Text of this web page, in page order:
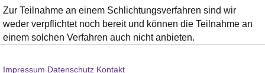
Zur Teilnahme an einem Schlichtungsverfahren sind wir
weder verpflichtet noch bereit und können die Teilnahme an
einem solchen Verfahren auch nicht anbieten.
Impressum Datenschutz Kontakt